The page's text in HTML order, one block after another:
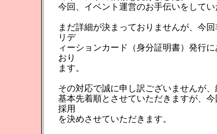
今回、イベント運営のお手伝いをして
まだ詳細が決まっておりませんが、今
リデ
ィーションカード（身分証明書）発行
おり
ます。
その対応で誠に申し訳ございませんが
基本先着順とさせていただきますが、
採用
を決めさせていただきます。